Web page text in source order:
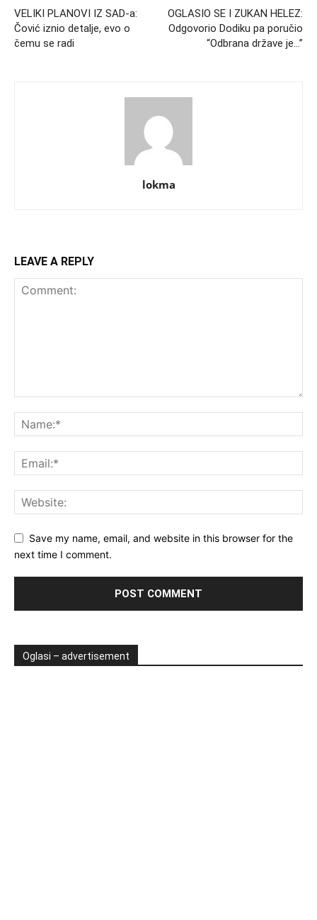
VELIKI PLANOVI IZ SAD-a:
Čović iznio detalje, evo o
čemu se radi
OGLASIO SE I ZUKAN HELEZ:
Odgovorio Dodiku pa poručio
“Odbrana države je…”
lokma
LEAVE A REPLY
Save my name, email, and website in this browser for the
next time I comment.
Oglasi – advertisement